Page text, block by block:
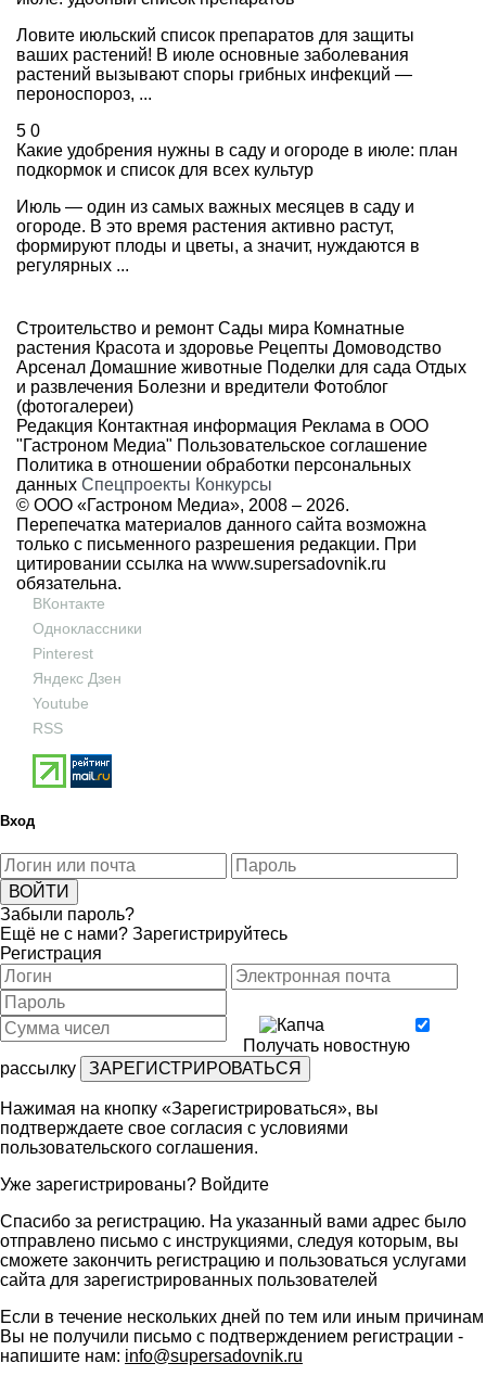
Ловите июльский список препаратов для защиты
ваших растений! В июле основные заболевания
растений вызывают споры грибных инфекций —
пероноспороз, ...
5 0
Какие удобрения нужны в саду и огороде в июле: план
подкормок и список для всех культур
Июль — один из самых важных месяцев в саду и
огороде. В это время растения активно растут,
формируют плоды и цветы, а значит, нуждаются в
регулярных ...
Строительство и ремонт Сады мира Комнатные
растения Красота и здоровье Рецепты Домоводство
Арсенал Домашние животные Поделки для сада Отдых
и развлечения Болезни и вредители Фотоблог
(фотогалереи)
Редакция Контактная информация Реклама в ООО
"Гастроном Медиа" Пользовательское соглашение
Политика в отношении обработки персональных
данных Спецпроекты Конкурсы
© ООО «Гастроном Медиа», 2008 – 2026.
Перепечатка материалов данного сайта возможна
только с письменного разрешения редакции. При
цитировании ссылка на www.supersadovnik.ru
обязательна.
ВКонтакте
Одноклассники
Pinterest
Яндекс Дзен
Youtube
RSS
Вход
Забыли пароль?
Ещё не с нами? Зарегистрируйтесь
Регистрация
Получать новостную
рассылку
Нажимая на кнопку «Зарегистрироваться», вы
подтверждаете свое согласия с условиями
пользовательского соглашения.
Уже зарегистрированы? Войдите
Спасибо за регистрацию. На указанный вами адрес было
отправлено письмо с инструкциями, следуя которым, вы
сможете закончить регистрацию и пользоваться услугами
сайта для зарегистрированных пользователей
Если в течение нескольких дней по тем или иным причинам
Вы не получили письмо с подтверждением регистрации -
напишите нам: info@supersadovnik.ru